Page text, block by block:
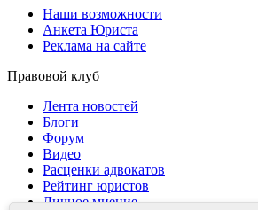
Наши возможности
Анкета Юриста
Реклама на сайте
Правовой клуб
Лента новостей
Блоги
Форум
Видео
Расценки адвокатов
Рейтинг юристов
Личное мнение